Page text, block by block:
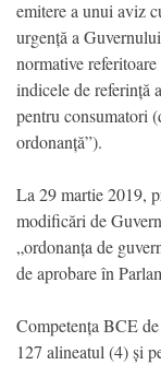
emitere a unui aviz
urgență a
normative
indicele de referință
pentru consumatori
ordonanță”).
La 29 martie 2019,
modificări de
„ordonanța de
de aprobare în
Competența BCE
127 alineatul (4) și